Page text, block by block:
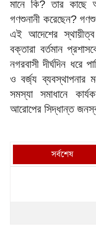
মানে কি? তার কাছে
গণশুনানী করেছেন?
এই আদেশের
বক্তারা বর্তমান
নগরবাসী দীর্ঘদিন
ও বর্জ্য
সমস্যা সমাধানে
আরোপের সিদ্ধান্ত
সর্বশেষ